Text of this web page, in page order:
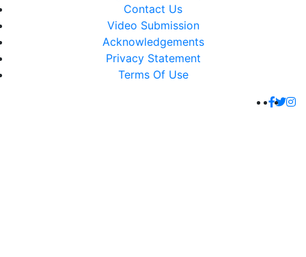
Contact Us
Video Submission
Acknowledgements
Privacy Statement
Terms Of Use